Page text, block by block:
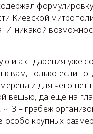
Киевской
И никакой
и акт дарения уже
вам, только если
и для чего нет
вещью, да еще на
3 – грабеж
особо крупных